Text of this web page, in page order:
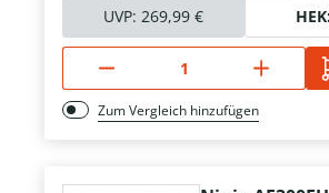
UVP: 269,99 €
Zum Vergleich hinzufügen